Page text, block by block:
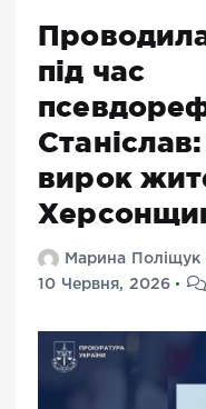
під час
вирок
Марина Поліщук
10 Червня, 2026